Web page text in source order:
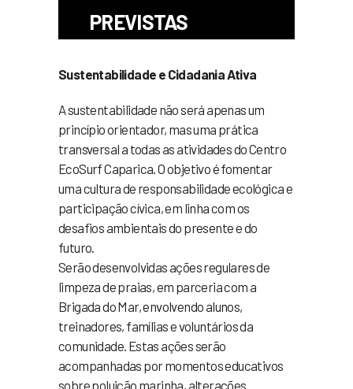
PREVISTAS
Sustentabilidade e Cidadania Ativa
A sustentabilidade não será apenas um
princípio orientador, mas uma prática
transversal a todas as atividades do Centro
EcoSurf Caparica. O objetivo é fomentar
uma cultura de responsabilidade ecológica e
participação cívica, em linha com os
desafios ambientais do presente e do
futuro.
Serão desenvolvidas ações regulares de
limpeza de praias, em parceria com a
Brigada do Mar, envolvendo alunos,
treinadores, famílias e voluntários da
comunidade. Estas ações serão
acompanhadas por momentos educativos
sobre poluição marinha, alterações